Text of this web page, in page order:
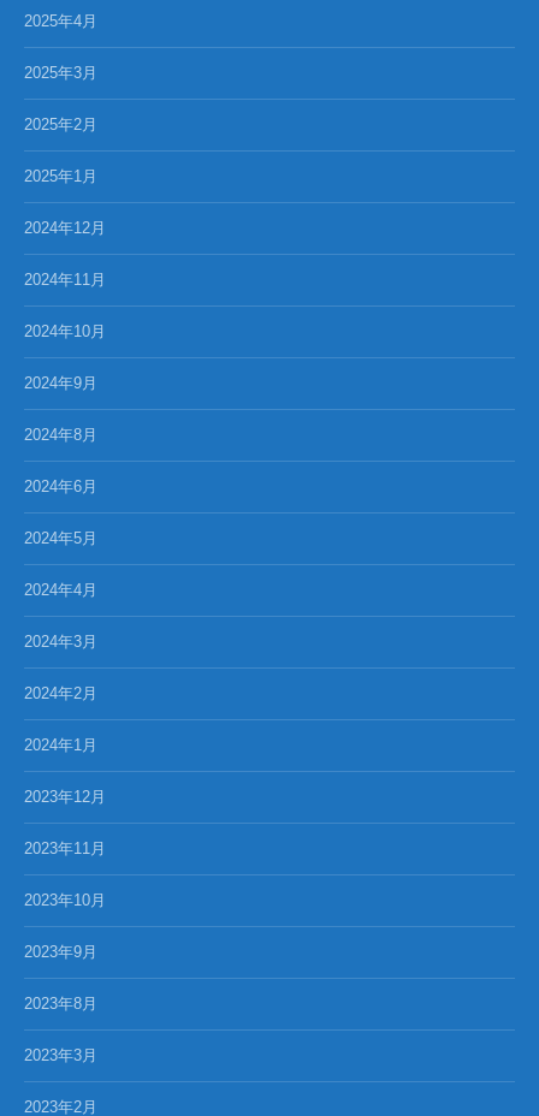
2025年4月
2025年3月
2025年2月
2025年1月
2024年12月
2024年11月
2024年10月
2024年9月
2024年8月
2024年6月
2024年5月
2024年4月
2024年3月
2024年2月
2024年1月
2023年12月
2023年11月
2023年10月
2023年9月
2023年8月
2023年3月
2023年2月